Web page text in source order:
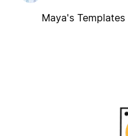
Maya's Templates